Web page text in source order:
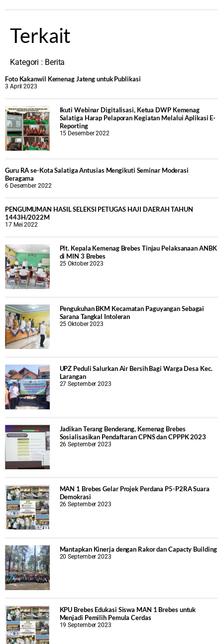
Terkait
Kategori : Berita
Foto Kakanwil Kemenag Jateng untuk Publikasi
3 April 2023
Ikuti Webinar Digitalisasi, Ketua DWP Kemenag
Salatiga Harap Pelaporan Kegiatan Melalui Aplikasi E-
Reporting
15 Desember 2022
Guru RA se-Kota Salatiga Antusias Mengikuti Seminar Moderasi
Beragama
6 Desember 2022
PENGUMUMAN HASIL SELEKSI PETUGAS HAJI DAERAH TAHUN
1443H/2022M
17 Mei 2022
Plt. Kepala Kemenag Brebes Tinjau Pelaksanaan ANBK
di MIN 3 Brebes
25 Oktober 2023
Pengukuhan BKM Kecamatan Paguyangan Sebagai
Sarana Tangkal Intoleran
25 Oktober 2023
UPZ Peduli Salurkan Air Bersih Bagi Warga Desa Kec.
Larangan
27 September 2023
Jadikan Terang Benderang, Kemenag Brebes
Sosialisasikan Pendaftaran CPNS dan CPPPK 2023
26 September 2023
MAN 1 Brebes Gelar Projek Perdana P5-P2RA Suara
Demokrasi
26 September 2023
Mantapkan Kinerja dengan Rakor dan Capacty Building
20 September 2023
KPU Brebes Edukasi Siswa MAN 1 Brebes untuk
Menjadi Pemilih Pemula Cerdas
19 September 2023